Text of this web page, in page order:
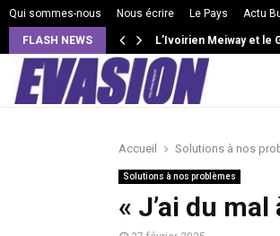
Qui sommes-nous Nous écrire Le Pays Actu
FLASH NEWS L’Ivoirien Meiway et le
VIE DE COUPLE:
Accueil Solutions à nos
Solutions à nos problèmes
« J’ai du